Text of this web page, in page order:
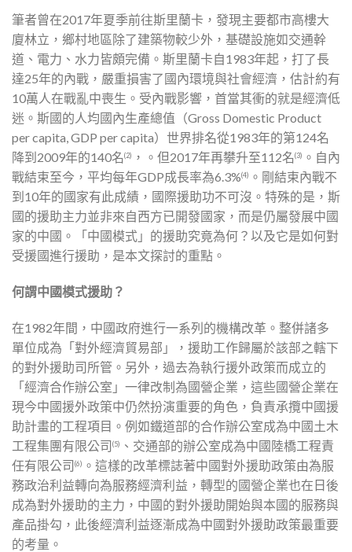
筆者曾在2017年夏季前往斯里蘭卡，發現主要都市高樓大
廈林立，鄉村地區除了建築物較少外，基礎設施如交通幹
道、電力、水力皆頗完備。斯里蘭卡自1983年起，打了長
達25年的內戰，嚴重損害了國內環境與社會經濟，估計約有
10萬人在戰亂中喪生。受內戰影響，首當其衝的就是經濟低
迷。斯國的人均國內生產總值（Gross Domestic Product
per capita, GDP per capita）世界排名從1983年的第124名
降到2009年的140名(2) ，。但2017年再攀升至112名(3) 。自內
戰結束至今，平均每年GDP成長率為6.3%(4) 。剛結束內戰不
到10年的國家有此成績，國際援助功不可沒。特殊的是，斯
國的援助主力並非來自西方已開發國家，而是仍屬發展中國
家的中國。「中國模式」的援助究竟為何？以及它是如何對
受援國進行援助，是本文探討的重點。
何謂中國模式援助？
在1982年間，中國政府進行一系列的機構改革。整併諸多
單位成為「對外經濟貿易部」，援助工作歸屬於該部之轄下
的對外援助司所管。另外，過去為執行援外政策而成立的
「經濟合作辦公室」一律改制為國營企業，這些國營企業在
現今中國援外政策中仍然扮演重要的角色，負責承攬中國援
助計畫的工程項目。例如鐵道部的合作辦公室成為中國土木
工程集團有限公司(5)
、交通部的辦公室成為中國陸橋工程責
任有限公司(6) 。這樣的改革標誌著中國對外援助政策由為服
務政治利益轉向為服務經濟利益，轉型的國營企業也在日後
成為對外援助的主力，中國的對外援助開始與本國的服務與
產品掛勾，此後經濟利益逐漸成為中國對外援助政策最重要
的考量。